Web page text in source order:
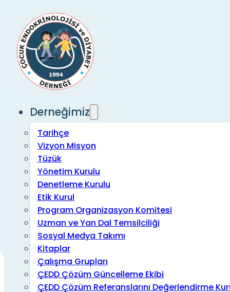
Derneğimiz
Tarihçe
Vizyon Misyon
Tüzük
Yönetim Kurulu
Denetleme Kurulu
Etik Kurul
Program Organizasyon Komitesi
Uzman ve Yan Dal Temsilciliği
Sosyal Medya Takımı
Kitaplar
Çalışma Grupları
ÇEDD Çözüm Güncelleme Ekibi
ÇEDD Çözüm Referanslarını Değerlendirme